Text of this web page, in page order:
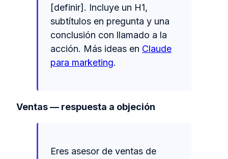
[definir]. Incluye un H1,
subtítulos en pregunta y una
conclusión con llamado a la
acción. Más ideas en Claude
para marketing.
Ventas — respuesta a objeción
Eres asesor de ventas de